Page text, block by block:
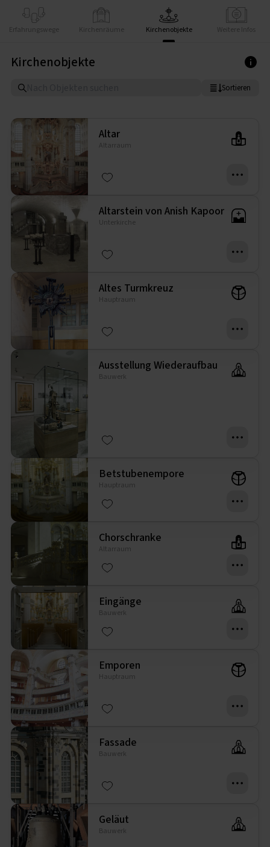
Erfahrungswege Kirchenräume Kirchenobjekte Weitere Infos
Kirchenobjekte
Sortieren
Altar
Altarraum
Altarstein von Anish Kapoor
Unterkirche
Altes Turmkreuz
Hauptraum
Ausstellung Wiederaufbau
Bauwerk
Betstubenempore
Hauptraum
Chorschranke
Altarraum
Eingänge
Bauwerk
Emporen
Hauptraum
Fassade
Bauwerk
Geläut
Bauwerk